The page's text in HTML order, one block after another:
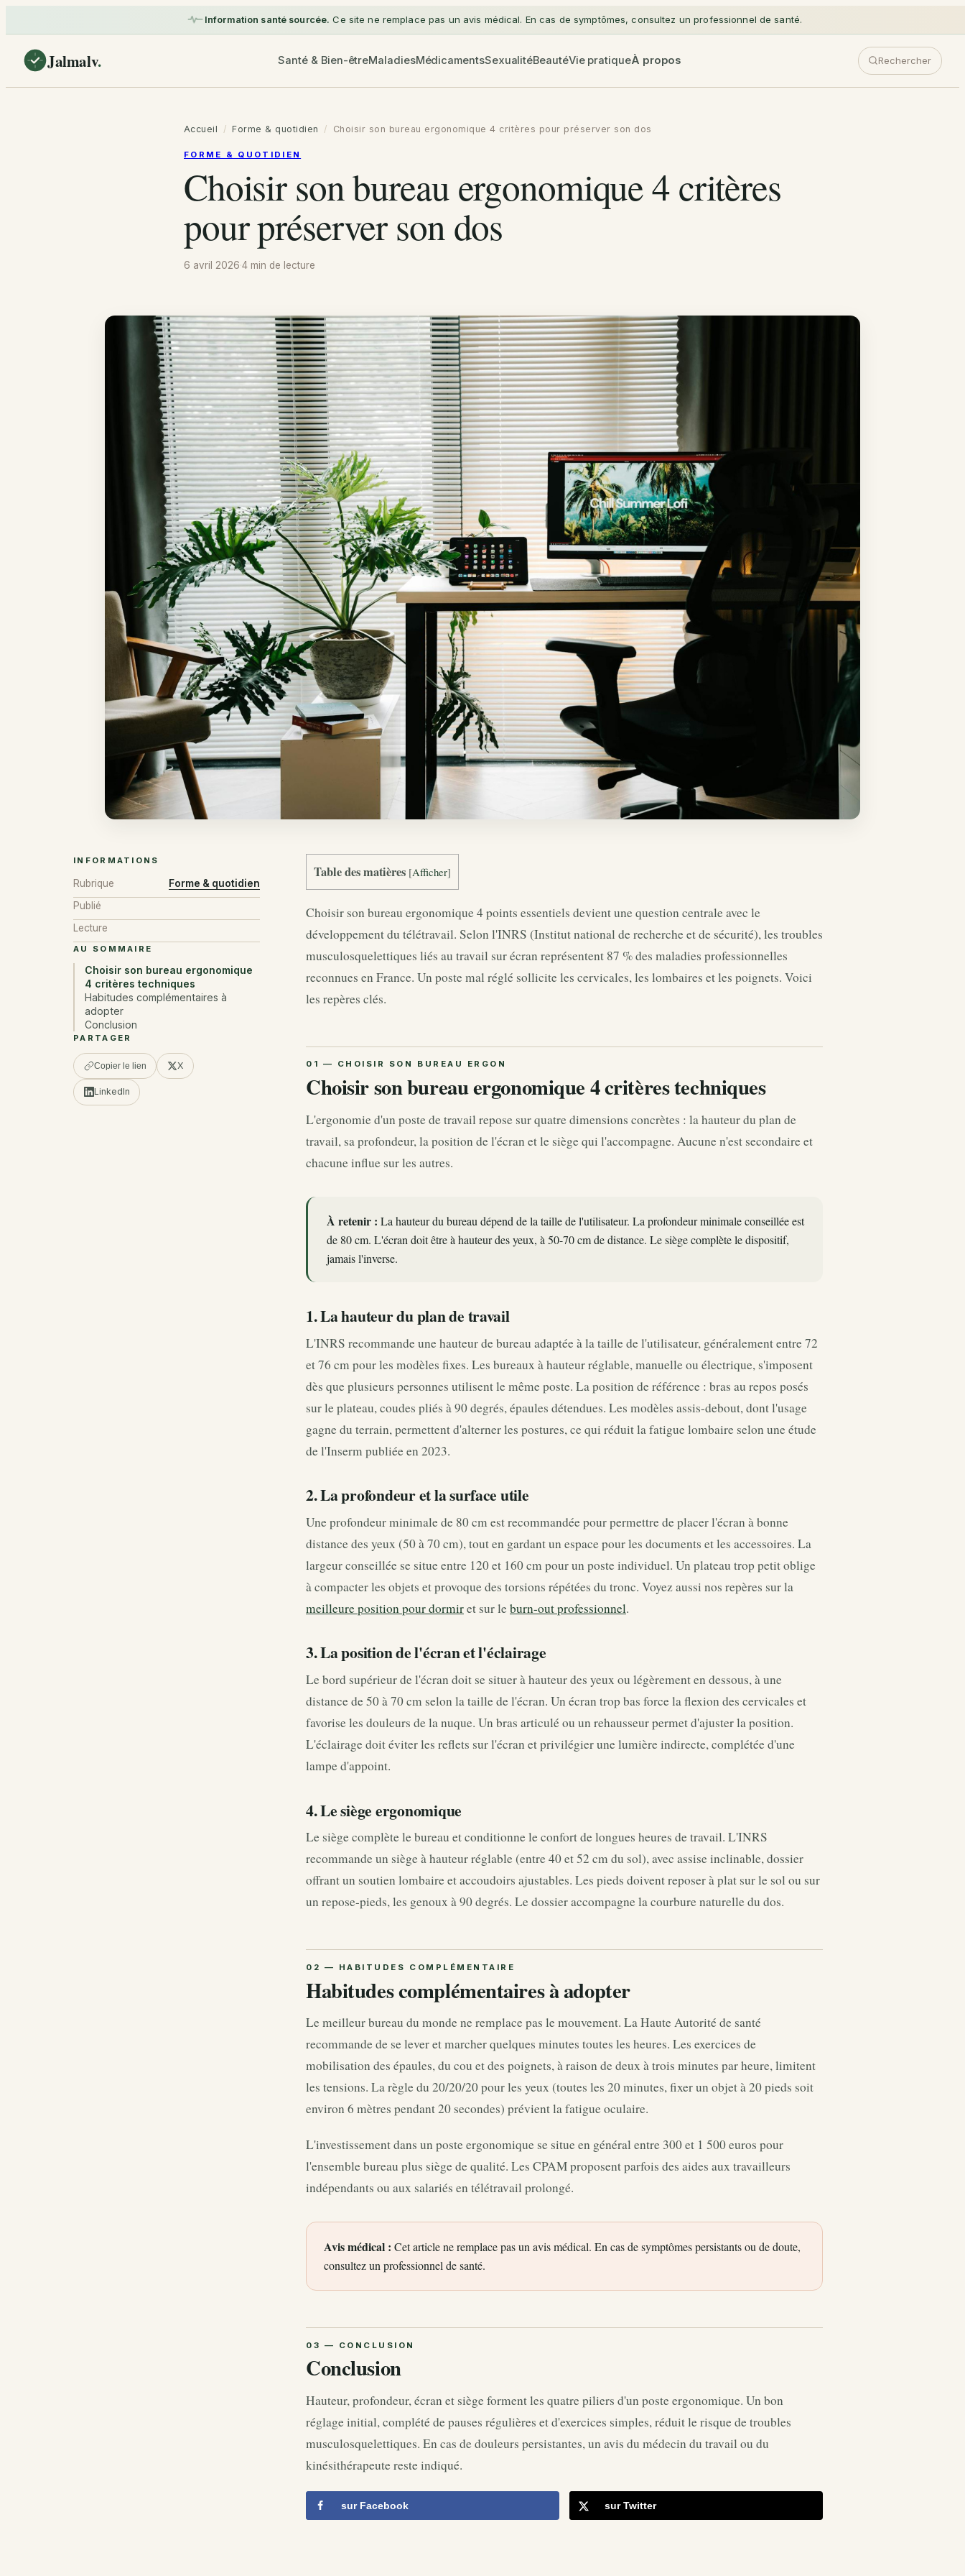
Information santé sourcée. Ce site ne remplace pas un avis médical. En cas de symptômes, consultez un professionnel de santé.
Jalmalv. Santé & Bien-êtreMaladiesMédicamentsSexualitéBeautéVie pratiqueÀ propos Rechercher
Accueil / Forme & quotidien / Choisir son bureau ergonomique 4 critères pour préserver son dos
FORME & QUOTIDIEN
Choisir son bureau ergonomique 4 critères
pour préserver son dos
6 avril 2026·4 min de lecture
INFORMATIONS
Rubrique
Forme & quotidien
Publié
Lecture
AU SOMMAIRE
Choisir son bureau ergonomique
4 critères techniques
Habitudes complémentaires à
adopter
Conclusion
PARTAGER
Copier le lien X
LinkedIn
Table des matières [Afficher]
Choisir son bureau ergonomique 4 points essentiels devient une question centrale avec le
développement du télétravail. Selon l'INRS (Institut national de recherche et de sécurité), les troubles
musculosquelettiques liés au travail sur écran représentent 87 % des maladies professionnelles
reconnues en France. Un poste mal réglé sollicite les cervicales, les lombaires et les poignets. Voici
les repères clés.
Choisir son bureau ergonomique 4 critères techniques
L'ergonomie d'un poste de travail repose sur quatre dimensions concrètes : la hauteur du plan de
travail, sa profondeur, la position de l'écran et le siège qui l'accompagne. Aucune n'est secondaire et
chacune influe sur les autres.
À retenir : La hauteur du bureau dépend de la taille de l'utilisateur. La profondeur minimale conseillée est
de 80 cm. L'écran doit être à hauteur des yeux, à 50-70 cm de distance. Le siège complète le dispositif,
jamais l'inverse.
1. La hauteur du plan de travail
L'INRS recommande une hauteur de bureau adaptée à la taille de l'utilisateur, généralement entre 72
et 76 cm pour les modèles fixes. Les bureaux à hauteur réglable, manuelle ou électrique, s'imposent
dès que plusieurs personnes utilisent le même poste. La position de référence : bras au repos posés
sur le plateau, coudes pliés à 90 degrés, épaules détendues. Les modèles assis-debout, dont l'usage
gagne du terrain, permettent d'alterner les postures, ce qui réduit la fatigue lombaire selon une étude
de l'Inserm publiée en 2023.
2. La profondeur et la surface utile
Une profondeur minimale de 80 cm est recommandée pour permettre de placer l'écran à bonne
distance des yeux (50 à 70 cm), tout en gardant un espace pour les documents et les accessoires. La
largeur conseillée se situe entre 120 et 160 cm pour un poste individuel. Un plateau trop petit oblige
à compacter les objets et provoque des torsions répétées du tronc. Voyez aussi nos repères sur la
meilleure position pour dormiret sur leburn-out professionnel.
3. La position de l'écran et l'éclairage
Le bord supérieur de l'écran doit se situer à hauteur des yeux ou légèrement en dessous, à une
distance de 50 à 70 cm selon la taille de l'écran. Un écran trop bas force la flexion des cervicales et
favorise les douleurs de la nuque. Un bras articulé ou un rehausseur permet d'ajuster la position.
L'éclairage doit éviter les reflets sur l'écran et privilégier une lumière indirecte, complétée d'une
lampe d'appoint.
4. Le siège ergonomique
Le siège complète le bureau et conditionne le confort de longues heures de travail. L'INRS
recommande un siège à hauteur réglable (entre 40 et 52 cm du sol), avec assise inclinable, dossier
offrant un soutien lombaire et accoudoirs ajustables. Les pieds doivent reposer à plat sur le sol ou sur
un repose-pieds, les genoux à 90 degrés. Le dossier accompagne la courbure naturelle du dos.
Habitudes complémentaires à adopter
Le meilleur bureau du monde ne remplace pas le mouvement. La Haute Autorité de santé
recommande de se lever et marcher quelques minutes toutes les heures. Les exercices de
mobilisation des épaules, du cou et des poignets, à raison de deux à trois minutes par heure, limitent
les tensions. La règle du 20/20/20 pour les yeux (toutes les 20 minutes, fixer un objet à 20 pieds soit
environ 6 mètres pendant 20 secondes) prévient la fatigue oculaire.
L'investissement dans un poste ergonomique se situe en général entre 300 et 1 500 euros pour
l'ensemble bureau plus siège de qualité. Les CPAM proposent parfois des aides aux travailleurs
indépendants ou aux salariés en télétravail prolongé.
Avis médical : Cet article ne remplace pas un avis médical. En cas de symptômes persistants ou de doute,
consultez un professionnel de santé.
Conclusion
Hauteur, profondeur, écran et siège forment les quatre piliers d'un poste ergonomique. Un bon
réglage initial, complété de pauses régulières et d'exercices simples, réduit le risque de troubles
musculosquelettiques. En cas de douleurs persistantes, un avis du médecin du travail ou du
kinésithérapeute reste indiqué.
sur Facebook sur Twitter